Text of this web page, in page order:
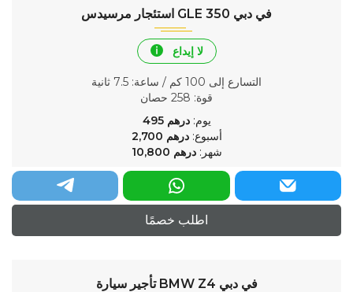
استئجار مرسيدس GLE 350 في دبي
لا إيداع
التسارع إلى 100 كم / ساعة
: 7.5 ثانية
قوة: 258 حصان
يوم: درهم 495
أسبوع: درهم
شهر: درهم
اطلب خصمًا
تأجير سيارة BMW Z4 في دبي